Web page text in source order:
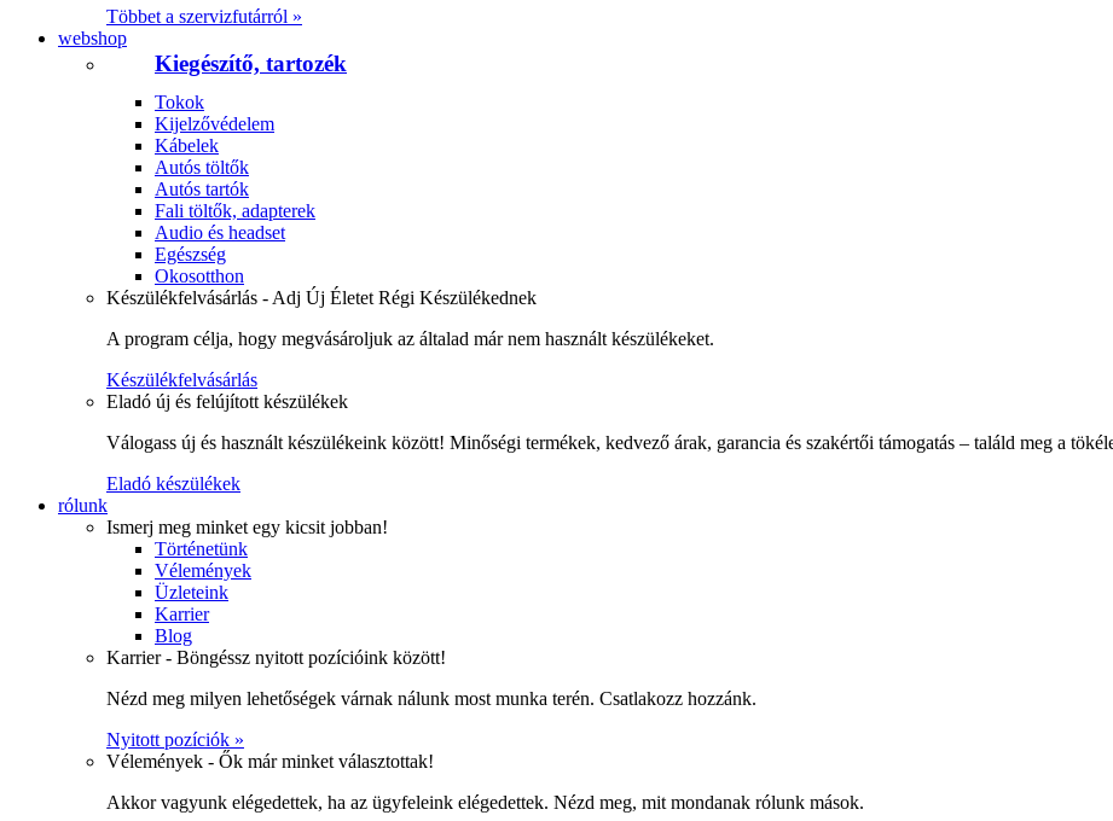
Többet a szervizfutárról »
webshop
Kiegészítő, tartozék
Tokok
Kijelzővédelem
Kábelek
Autós töltők
Autós tartók
Fali töltők, adapterek
Audio és headset
Egészség
Okosotthon
Készülékfelvásárlás - Adj Új Életet Régi Készülékednek
A program célja, hogy megvásároljuk az általad már nem használt készülékeket.
Készülékfelvásárlás
Eladó új és felújított készülékek
Válogass új és használt készülékeink között! Minőségi termékek, kedvező árak, garancia és szakértői támogatás – találd meg a
Eladó készülékek
rólunk
Ismerj meg minket egy kicsit jobban!
Történetünk
Vélemények
Üzleteink
Karrier
Blog
Karrier - Böngéssz nyitott pozícióink között!
Nézd meg milyen lehetőségek várnak nálunk most munka terén. Csatlakozz hozzánk.
Nyitott pozíciók »
Vélemények - Ők már minket választottak!
Akkor vagyunk elégedettek, ha az ügyfeleink elégedettek. Nézd meg, mit mondanak rólunk mások.